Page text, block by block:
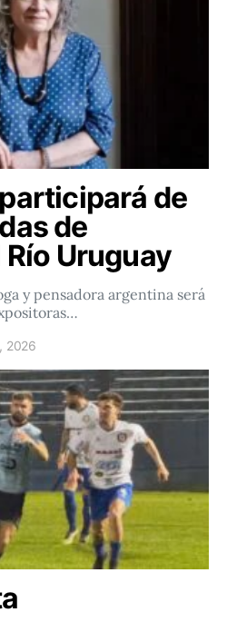
de
de
Uruguay
y pensadora argentina será
2026